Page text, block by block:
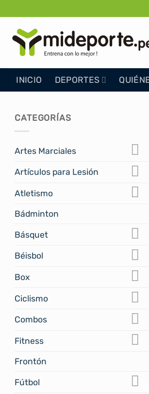
al
contenido
INICIO DEPORTES
CATEGORÍAS
Artes Marciales
Artículos para Lesión
Atletismo
Bádminton
Básquet
Béisbol
Box
Ciclismo
Combos
Fitness
Frontón
Fútbol